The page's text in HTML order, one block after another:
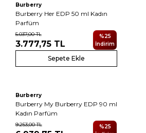
Burberry
Burberry Her EDP 50 ml Kadın
Parfüm
5.037,00TL
3.777,75TL
%25
İndirim
Sepete Ekle
Burberry
Burberry My Burberry EDP 90 ml
Kadın Parfüm
9.253,00TL %25